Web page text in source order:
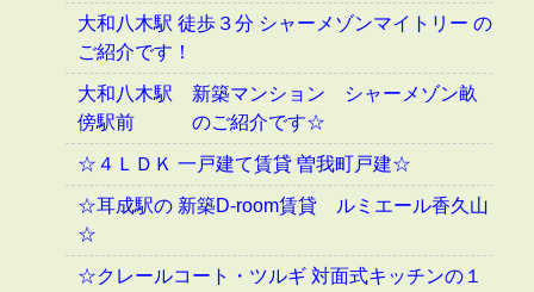
大和八木駅 徒歩３分 シャーメゾンマイトリー の
ご紹介です！
大和八木駅 新築マンション シャーメゾン畝
傍駅前 のご紹介です☆
☆４ＬＤＫ 一戸建て賃貸 曽我町戸建☆
☆耳成駅の 新築D-room賃貸 ルミエール香久山
☆
☆クレールコート・ツルギ 対面式キッチンの１